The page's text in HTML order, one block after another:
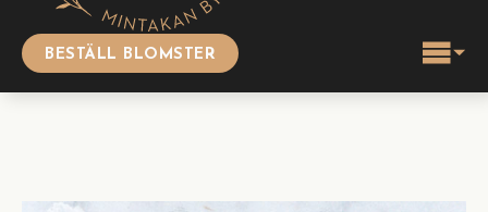
BESTÄLL BLOMSTER